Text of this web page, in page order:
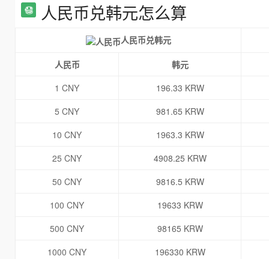
人民币兑韩元怎么算
人民币兑韩元
人民币
韩元
1 CNY
196.33 KRW
5 CNY
981.65 KRW
10 CNY
1963.3 KRW
25 CNY
4908.25 KRW
50 CNY
9816.5 KRW
100 CNY
19633 KRW
500 CNY
98165 KRW
1000 CNY
196330 KRW